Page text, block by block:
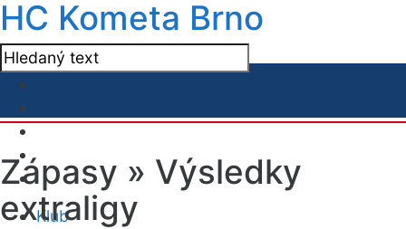
HC Kometa Brno
Klub
Zápasy » Výsledky
extraligy